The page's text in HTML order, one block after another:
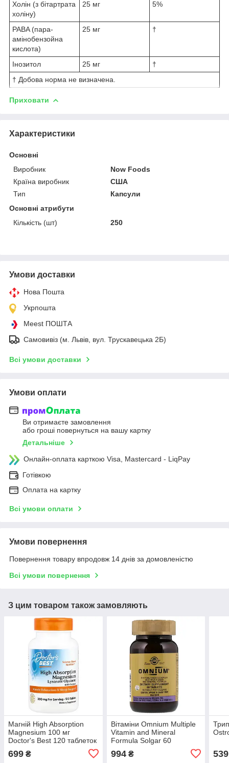
Холін (з бітартрата
холіну)
25 мг 5%
PABA (пара-
амінобензойна
кислота)
25 мг †
Інозитол 25 мг
†
† Добова норма не визначена.
Приховати
Характеристики
Основні
Виробник
Now Foods
Країна виробник
США
Тип
Капсули
Основні атрибути
Кількість (шт)
250
Умови доставки
Нова Пошта
Укрпошта
Meest ПОШТА
Самовивіз (м. Львів, вул. Трускавецька 2Б)
Всі умови доставки
Умови оплати
Ви отримаєте замовлення
або гроші повернуться на вашу картку
Детальніше
Онлайн-оплата карткою Visa, Mastercard - LiqPay
Готівкою
Оплата на картку
Всі умови оплати
Умови повернення
Повернення товару впродовж 14 днів за домовленістю
Всі умови повернення
З цим товаром також замовляють
Магній High Absorption
Magnesium 100 мг
Doctor's Best 120 таблеток
699 ₴
Вітаміни Omnium Multiple
Vitamin and Mineral
Formula Solgar 60
994₴ 539